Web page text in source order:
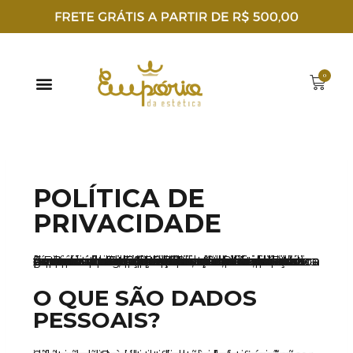
POLÍTICA DE
PRIVACIDADE
A presente Política de Privacidade descreve a forma como a Empório dos Cosméticos utiliza os dados fornecidos pelos usuários do site www.emporiodaestetica.com.br. Ao fornecer à Empório dos Cosméticos suas informações pessoais em virtude de uma ordem de compra enviada pelo Site, o usuário declara expressamente conhecer e concordar com os termos e condições previstas nesta Política de Privacidade. A Empório da estética leva muito a sério a proteção dos dados pessoais dos usuários do Site. Por esta razão, não haverá coleta, processamento, armazenamento ou utilização dos dados pessoais dos usuários de forma diversa ou para outros fins que não aqueles explicitados mais adiante nesta Política de Privacidade. Empório da estética toma todas as medidas técnicas e organizacionais necessárias para garantir a proteção dos dados pessoais dos usuários do Site.
O QUE SÃO DADOS
PESSOAIS?